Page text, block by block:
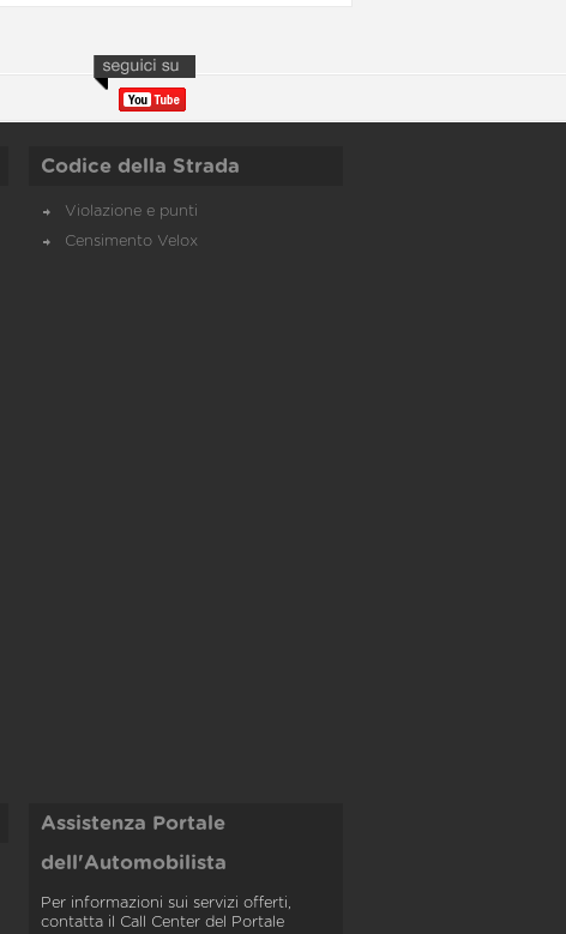
Codice della Strada
Violazione e punti
Censimento Velox
Assistenza Portale
dell'Automobilista
Per informazioni sui servizi offerti,
contatta il Call Center del Portale